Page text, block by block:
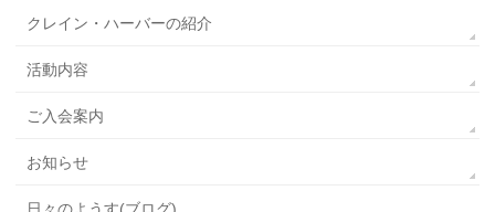
クレイン・ハーバーの紹介
活動内容
ご入会案内
お知らせ